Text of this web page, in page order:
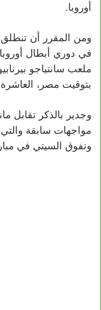
أوروبا.
ومن المقرر أن
ملعب سانتياجو
بتوقيت مصر،
وتفوق السيتي في